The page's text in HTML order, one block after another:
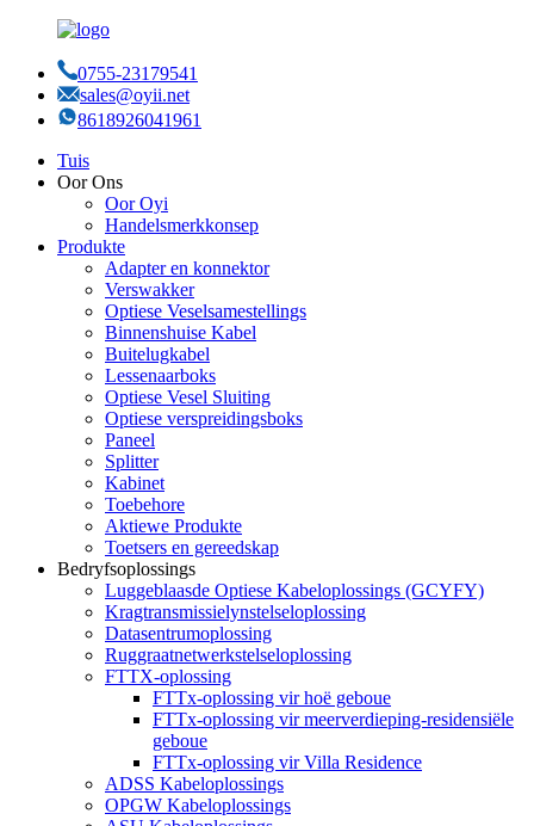
0755-23179541
sales@oyii.net
8618926041961
Tuis
Oor Ons
Oor Oyi
Handelsmerkkonsep
Produkte
Adapter en konnektor
Verswakker
Optiese Veselsamestellings
Binnenshuise Kabel
Buitelugkabel
Lessenaarboks
Optiese Vesel Sluiting
Optiese verspreidingsboks
Paneel
Splitter
Kabinet
Toebehore
Aktiewe Produkte
Toetsers en gereedskap
Bedryfsoplossings
Luggeblaasde Optiese Kabeloplossings (GCYFY)
Kragtransmissielynstelseloplossing
Datasentrumoplossing
Ruggraatnetwerkstelseloplossing
FTTX-oplossing
FTTx-oplossing vir hoë geboue
FTTx-oplossing vir meerverdieping-residensiële
geboue
FTTx-oplossing vir Villa Residence
ADSS Kabeloplossings
OPGW Kabeloplossings